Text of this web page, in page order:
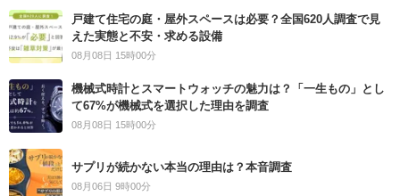
戸建て住宅の庭・屋外スペースは必要？全国620人調査で見
えた実態と不安・求める設備
08月08日 15時00分
機械式時計とスマートウォッチの魅力は？「一生もの」とし
て67%が機械式を選択した理由を調査
08月08日 15時00分
サプリが続かない本当の理由は？本音調査
08月06日 9時00分